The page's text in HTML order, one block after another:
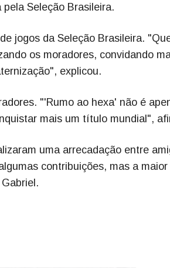
Seleção Brasileira.
jogos da Seleção Brasileira.
os moradores, convidando
explicou.
"'Rumo ao hexa' não é
mais um título mundial",
uma arrecadação entre
contribuições, mas a